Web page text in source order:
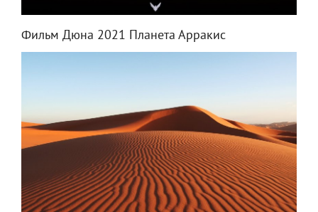
Фильм Дюна 2021 Планета Арракис